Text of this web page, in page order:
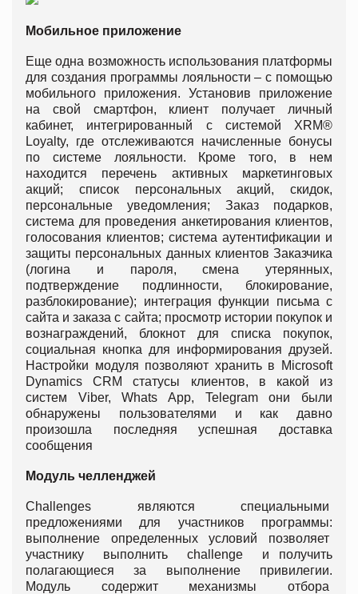
Мобильное приложение
Еще одна возможность использования платформы
для создания программы лояльности – с помощью
мобильного приложения. Установив приложение
на свой смартфон, клиент получает личный
кабинет, интегрированный с системой XRM®
Loyalty, где отслеживаются начисленные бонусы
по системе лояльности. Кроме того, в нем
находится перечень активных маркетинговых
акций; список персональных акций, скидок,
персональные уведомления; Заказ подарков,
система для проведения анкетирования клиентов,
голосования клиентов; система аутентификации и
защиты персональных данных клиентов Заказчика
(логина и пароля, смена утерянных,
подтверждение подлинности, блокирование,
разблокирование); интеграция функции письма с
сайта и заказа с сайта; просмотр истории покупок и
вознаграждений, блокнот для списка покупок,
социальная кнопка для информирования друзей.
Настройки модуля позволяют хранить в Microsoft
Dynamics CRM статусы клиентов, в какой из
систем Viber, Whats Apр, Telegram они были
обнаружены пользователями и как давно
произошла последняя успешная доставка
сообщения
Модуль челленджей
Challenges являются специальными
предложениями для участников программы:
выполнение определенных условий позволяет
участнику выполнить challenge и получить
полагающиеся за выполнение привилегии.
Модуль содержит механизмы отбора